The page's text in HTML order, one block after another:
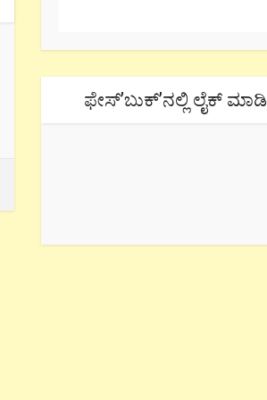
ಫೇಸ್’ಬುಕ್’ನಲ್ಲಿ ಲೈಕ್ ಮಾಡಿ